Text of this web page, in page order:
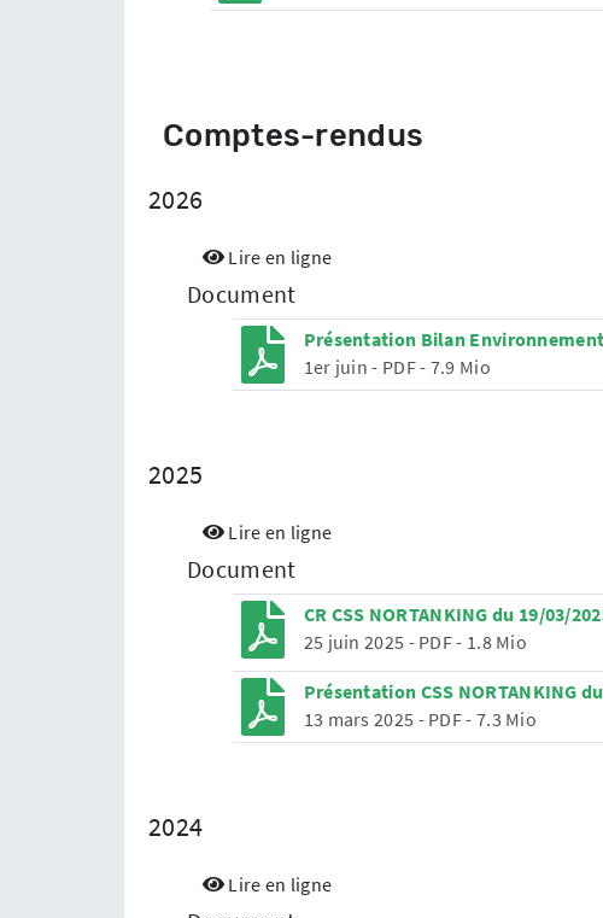
Comptes-rendus
2026
Lire en ligne
Document
Présentation Bilan
1er juin - PDF- 7.9 Mio
2025
Lire en ligne
Document
CR CSS NORTANKING du 19/03/
25 juin 2025 - PDF- 1.8 Mio
Présentation CSS NORTANKING
13 mars 2025 - PDF- 7.3 Mio
2024
Lire en ligne